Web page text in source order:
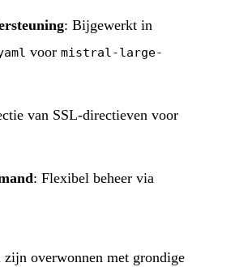
: Bijgewerkt in
voor mistral-large-
van SSL-directieven voor
: Flexibel beheer via
zijn overwonnen met grondige